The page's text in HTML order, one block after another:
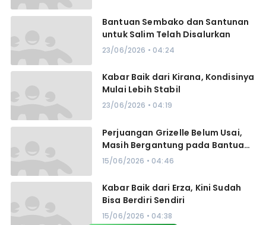
Bantuan Sembako dan Santunan
untuk Salim Telah Disalurkan
23/06/2026 • 04:24
Kabar Baik dari Kirana, Kondisinya
Mulai Lebih Stabil
23/06/2026 • 04:19
Perjuangan Grizelle Belum Usai,
Masih Bergantung pada Bantuan
Oksigen
15/06/2026 • 04:46
Kabar Baik dari Erza, Kini Sudah
Bisa Berdiri Sendiri
15/06/2026 • 04:38